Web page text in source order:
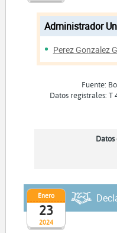
Administrador
Perez Gonzalez
Fuente:
Datos registrales: T
2024
Enero
23